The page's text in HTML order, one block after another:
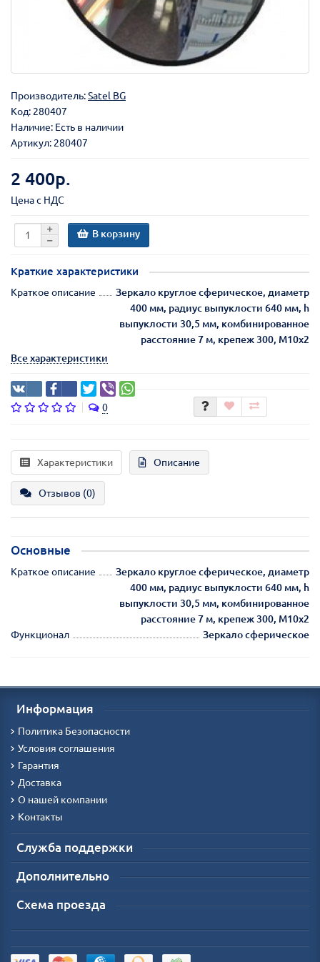
Производитель:Satel BG
Код: 280407
Наличие: Есть в наличии
Артикул: 280407
2 400р.
Цена с НДС
В корзину
Краткие характеристики
Краткое описание
Зеркало круглое сферическое, диаметр
400 мм, радиус выпуклости 640 мм, h
выпуклости 30,5 мм, комбинированнoe
расстояние 7 м, крепеж 300, М10х2
Все характеристики
0
Характеристики Описание
Отзывов (0)
Основные
Краткое описание
Зеркало круглое сферическое, диаметр
400 мм, радиус выпуклости 640 мм, h
выпуклости 30,5 мм, комбинированнoe
расстояние 7 м, крепеж 300, М10х2
Функционал
Зеркало сферическое
Информация
Политика Безопасности
Условия соглашения
Гарантия
Доставка
О нашей компании
Контакты
Служба поддержки
Дополнительно
Схема проезда